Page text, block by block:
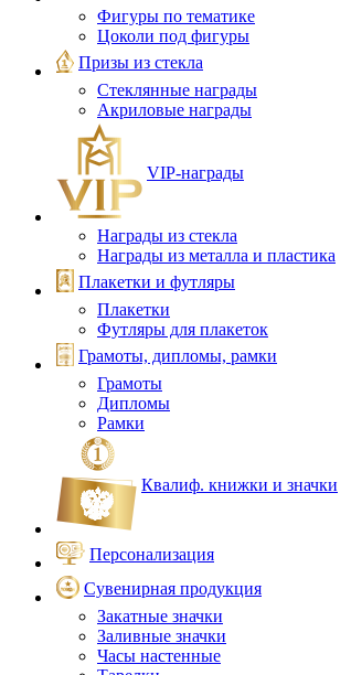
Фигуры по тематике
Цоколи под фигуры
Призы из стекла
Стеклянные награды
Акриловые награды
VIP‑награды
Награды из стекла
Награды из металла и пластика
Плакетки и футляры
Плакетки
Футляры для плакеток
Грамоты, дипломы, рамки
Грамоты
Дипломы
Рамки
Квалиф. книжки и значки
Персонализация
Сувенирная продукция
Закатные значки
Заливные значки
Часы настенные